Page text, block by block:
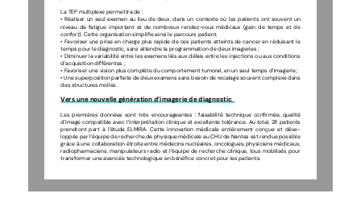
La TEP multiplexe permettra de :
•  Réaliser  un  seul  examen  au  lieu  de  deux,  dans  un  contexte  où  les  patients  ont  souvent  un
niveau  de  fatigue  important  et  de  nombreux  rendez-vous  médicaux  (gain  de  temps  et  de
confort). Cette organisation simplifie ainsi le parcours patient.
• Favoriser une prise en charge plus rapide de ces patients atteints de cancer en réduisant le
temps pour le diagnostic, sans attendre la programmation de deux imageries ;
• Diminuer la variabilité entre les examens liés aux délais entre les injections ou aux conditions
d’acquisition différentes ;
• Favoriser une vision plus complète du comportement tumoral, en un seul temps d’imagerie ;
• Une superposition parfaite de deux examens sans besoin de recalage souvent complexe dans
des structures molles.
Vers une nouvelle génération d’imagerie de diagnostic
Les premières données sont très encourageantes : faisabilité technique confirmée, qualité
d’image compatible avec l’interprétation clinique et excellente tolérance. Au total, 28 patients
prendront  part  à  l’étude  ELMIRA.  Cette  innovation  médicale  entièrement  conçue  et  déve
loppée par l’équipe de recherche de physique médicale au CHU de Nantes est rendue possible
grâce à une collaboration étroite entre médecins nucléaires, oncologues, physiciens médicaux,
radiopharmaciens, manipulateurs radio et l’équipe de recherche clinique, tous mobilisés pour
transformer une avancée technologique en bénéfice concret pour les patients.